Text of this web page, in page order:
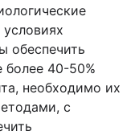
обеспечить
более 40-50%
необходимо их
с